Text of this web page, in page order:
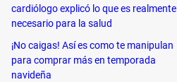
para Twitter, miniaturas para
cuenta con un banco lleno de
cardiólogo explicó lo que es realmente
necesario para la salud
¡No caigas! Así es como te manipulan
para comprar más en temporada
navideña